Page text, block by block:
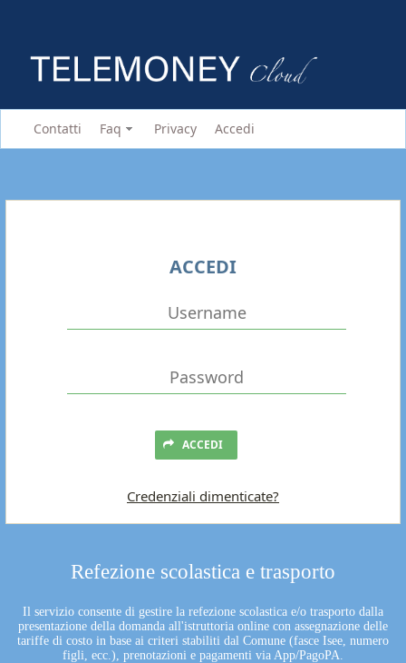
Contatti Faq Privacy Accedi
Refezione scolastica e trasporto
Il servizio consente di gestire la refezione scolastica e/o trasporto dalla
presentazione della domanda all'istruttoria online con assegnazione delle
tariffe di costo in base ai criteri stabiliti dal Comune (fasce Isee, numero
figli, ecc.), prenotazioni e pagamenti via App/PagoPA.
ACCEDI
ACCEDI
Credenziali dimenticate?